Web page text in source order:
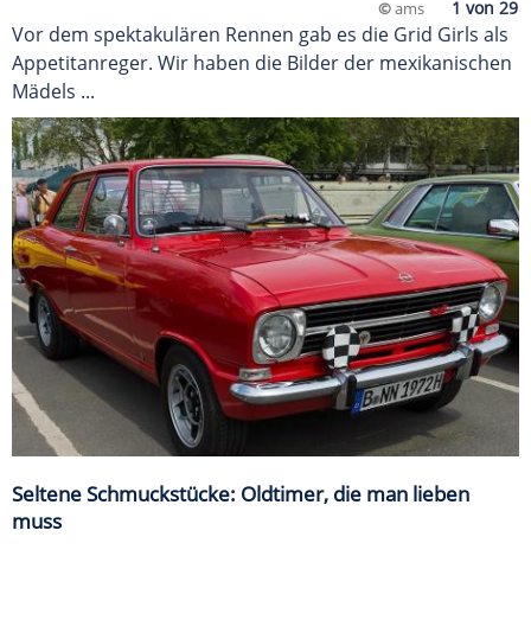
©ams
Vor dem spektakulären Rennen gab es die Grid Girls als
Appetitanreger. Wir haben die Bilder der mexikanischen
Mädels ...
Seltene Schmuckstücke: Oldtimer, die man lieben
muss